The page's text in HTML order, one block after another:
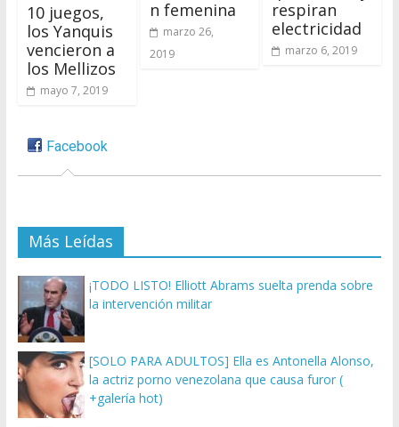
10 juegos,
los Yanquis
vencieron a
los Mellizos
mayo 7, 2019
n femenina
marzo 26,
2019
respiran
electricidad
marzo 6, 2019
Facebook
Más Leídas
¡TODO LISTO! Elliott Abrams suelta prenda sobre
la intervención militar
[SOLO PARA ADULTOS] Ella es Antonella Alonso,
la actriz porno venezolana que causa furor (
+galería hot)